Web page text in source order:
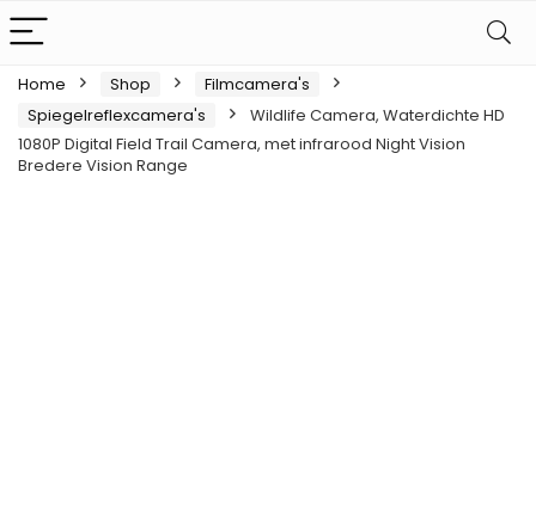
Home Shop
Filmcamera's
Spiegelreflexcamera's
Wildlife Camera, Waterdichte HD
1080P Digital Field Trail Camera, met infrarood Night Vision
Bredere Vision Range